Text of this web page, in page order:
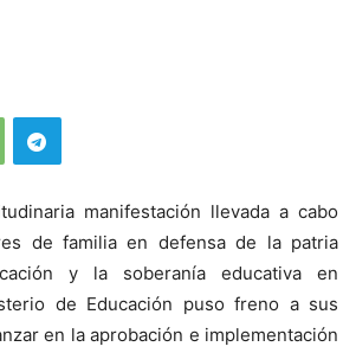
manifestación llevada a cabo
de familia en defensa de la patria
y la soberanía educativa en
de Educación puso freno a sus
en la aprobación e implementación